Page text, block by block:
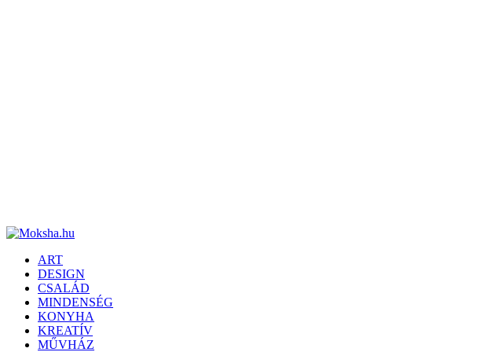
ART
DESIGN
CSALÁD
MINDENSÉG
KONYHA
KREATÍV
MŰVHÁZ